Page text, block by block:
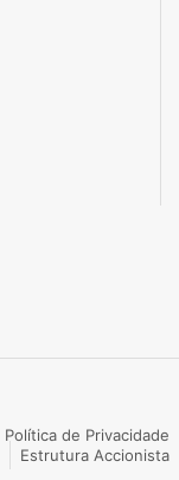
Política de Privacidade
Estrutura Accionista